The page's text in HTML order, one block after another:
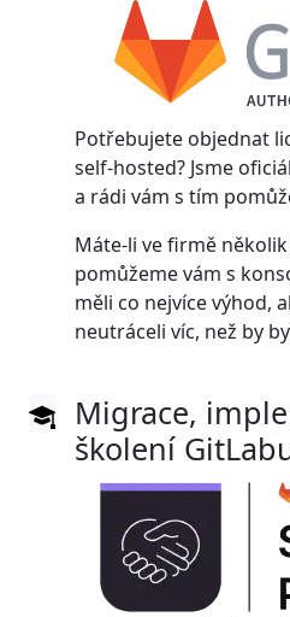
Potřebujete objednat
self-hosted? Jsme
a rádi vám s tím
Máte-li ve firmě
pomůžeme vám s
měli co nejvíce výhod,
neutráceli víc, než by
Migrace,
školení